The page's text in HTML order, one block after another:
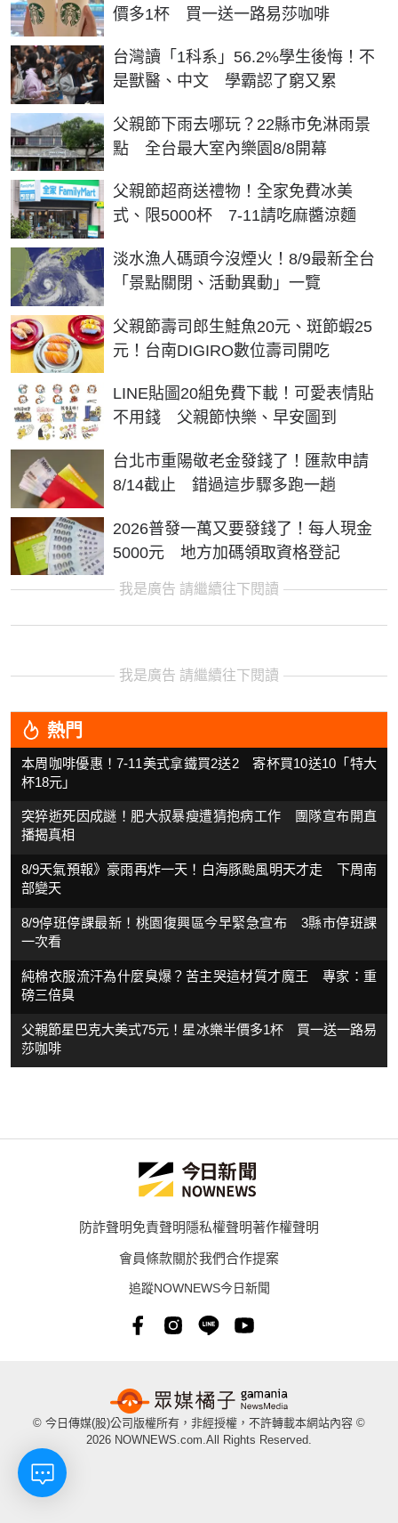
價多1杯 買一送一路易莎咖啡
台灣讀「1科系」56.2%學生後悔！不
是獸醫、中文 學霸認了窮又累
父親節下雨去哪玩？22縣市免淋雨景
點 全台最大室內樂園8/8開幕
父親節超商送禮物！全家免費冰美
式、限5000杯 7-11請吃麻醬涼麵
淡水漁人碼頭今沒煙火！8/9最新全台
「景點關閉、活動異動」一覽
父親節壽司郎生鮭魚20元、斑節蝦25
元！台南DIGIRO數位壽司開吃
LINE貼圖20組免費下載！可愛表情貼
不用錢 父親節快樂、早安圖到
台北市重陽敬老金發錢了！匯款申請
8/14截止 錯過這步驟多跑一趟
2026普發一萬又要發錢了！每人現金
5000元 地方加碼領取資格登記
我是廣告 請繼續往下閱讀
我是廣告 請繼續往下閱讀
熱門
本周咖啡優惠！7-11美式拿鐵買2送2 寄杯買10送10「特大
杯18元」
突猝逝死因成謎！肥大叔暴瘦遭猜抱病工作 團隊宣布開直
播揭真相
8/9天氣預報》豪雨再炸一天！白海豚颱風明天才走 下周南
部變天
8/9停班停課最新！桃園復興區今早緊急宣布 3縣市停班課
一次看
純棉衣服流汗為什麼臭爆？苦主哭這材質才魔王 專家：重
磅三倍臭
父親節星巴克大美式75元！星冰樂半價多1杯 買一送一路易
莎咖啡
防詐聲明免責聲明隱私權聲明著作權聲明
會員條款關於我們合作提案
追蹤NOWNEWS今日新聞
© 今日傳媒(股)公司版權所有，非經授權，不許轉載本網站內容 ©
2026 NOWNEWS.com.All Rights Reserved.